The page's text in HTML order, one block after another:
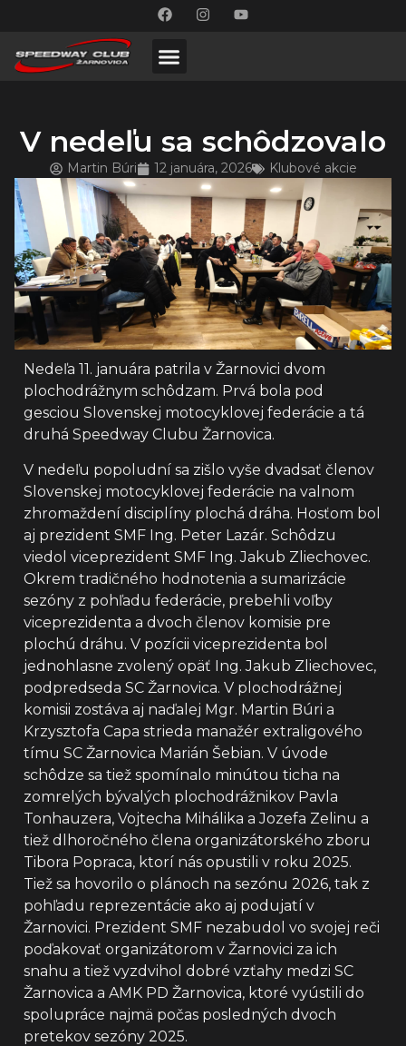
V nedeľu sa schôdzovalo
Martin Búri 12 januára, 2026 Klubové akcie
Nedeľa 11. januára patrila v Žarnovici dvom
plochodrážnym schôdzam. Prvá bola pod
gesciou Slovenskej motocyklovej federácie a tá
druhá Speedway Clubu Žarnovica.
V nedeľu popoludní sa zišlo vyše dvadsať členov
Slovenskej motocyklovej federácie na valnom
zhromaždení disciplíny plochá dráha. Hosťom bol
aj prezident SMF Ing. Peter Lazár. Schôdzu
viedol viceprezident SMF Ing. Jakub Zliechovec.
Okrem tradičného hodnotenia a sumarizácie
sezóny z pohľadu federácie, prebehli voľby
viceprezidenta a dvoch členov komisie pre
plochú dráhu. V pozícii viceprezidenta bol
jednohlasne zvolený opäť Ing. Jakub Zliechovec,
podpredseda SC Žarnovica. V plochodrážnej
komisii zostáva aj naďalej Mgr. Martin Búri a
Krzysztofa Capa strieda manažér extraligového
tímu SC Žarnovica Marián Šebian. V úvode
schôdze sa tiež spomínalo minútou ticha na
zomrelých bývalých plochodrážnikov Pavla
Tonhauzera, Vojtecha Mihálika a Jozefa Zelinu a
tiež dlhoročného člena organizátorského zboru
Tibora Popraca, ktorí nás opustili v roku 2025.
Tiež sa hovorilo o plánoch na sezónu 2026, tak z
pohľadu reprezentácie ako aj podujatí v
Žarnovici. Prezident SMF nezabudol vo svojej reči
poďakovať organizátorom v Žarnovici za ich
snahu a tiež vyzdvihol dobré vzťahy medzi SC
Žarnovica a AMK PD Žarnovica, ktoré vyústili do
spolupráce najmä počas posledných dvoch
pretekov sezóny 2025.